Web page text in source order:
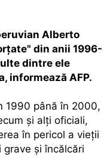
Alberto
din anii 1996-
dintre ele
informează AFP.
1990 până în 2000,
şi alţi oficiali,
în pericol a vieţii
şi încălcări